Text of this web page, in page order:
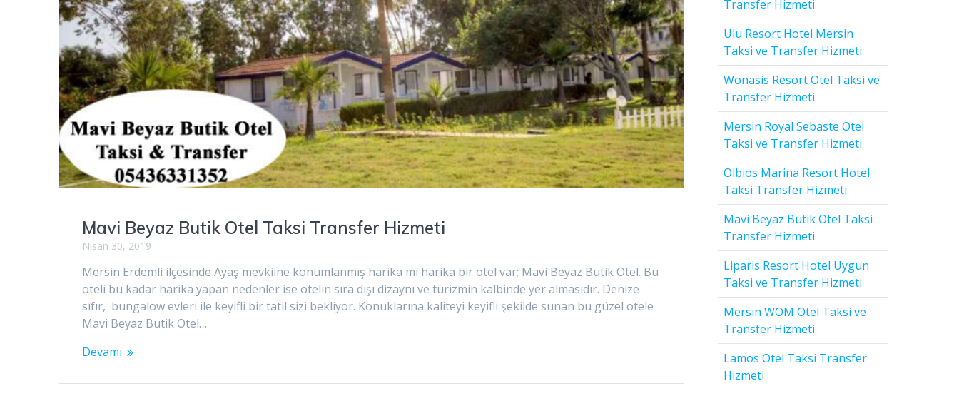
Mavi Beyaz Butik Otel Taksi Transfer Hizmeti
Nisan 30, 2019
Mersin Erdemli ilçesinde Ayaş mevkiine konumlanmış harika mı harika bir otel var; Mavi Beyaz Butik Otel. Bu
oteli bu kadar harika yapan nedenler ise otelin sıra dışı dizaynı ve turizmin kalbinde yer almasıdır. Denize
sıfır, bungalow evleri ile keyifli bir tatil sizi bekliyor. Konuklarına kaliteyi keyifli şekilde sunan bu güzel otele
Mavi Beyaz Butik Otel…
Devamı
Transfer Hizmeti
Ulu Resort Hotel Mersin
Taksi ve Transfer Hizmeti
Wonasis Resort Otel Taksi ve
Transfer Hizmeti
Mersin Royal Sebaste Otel
Taksi ve Transfer Hizmeti
Olbios Marina Resort Hotel
Taksi Transfer Hizmeti
Mavi Beyaz Butik Otel Taksi
Transfer Hizmeti
Liparis Resort Hotel Uygun
Taksi ve Transfer Hizmeti
Mersin WOM Otel Taksi ve
Transfer Hizmeti
Lamos Otel Taksi Transfer
Hizmeti